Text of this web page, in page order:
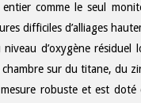
comme le seul
difficiles d’alliages
d’oxygène résiduel
sur du titane, du
robuste et est doté